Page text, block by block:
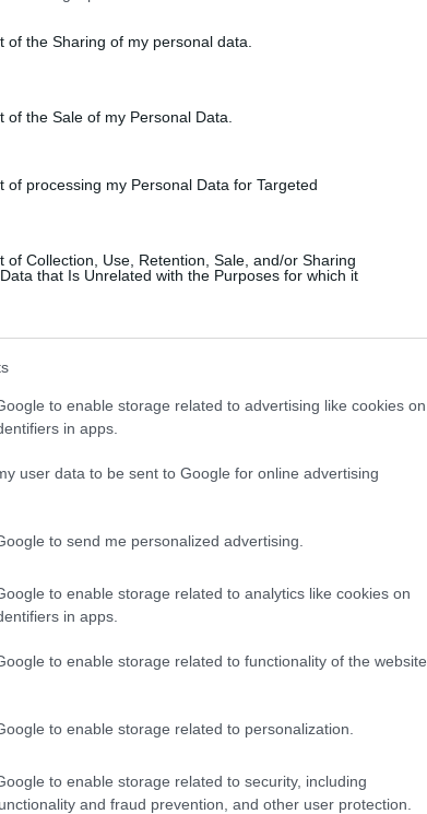
of the Sharing of my personal data.
of the Sale of my Personal Data.
of processing my Personal Data for Targeted
of Collection, Use, Retention, Sale, and/or Sharing
that Is Unrelated with the Purposes for which it
to enable storage related to advertising like cookies on
in apps.
user data to be sent to Google for online advertising
to send me personalized advertising.
to enable storage related to analytics like cookies on
in apps.
to enable storage related to functionality of the website
to enable storage related to personalization.
to enable storage related to security, including
and fraud prevention, and other user protection.